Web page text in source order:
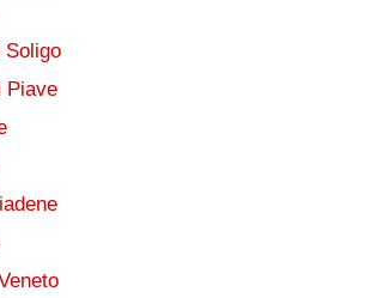
Soligo
Piave